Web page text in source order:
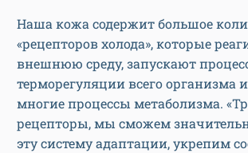
Наша кожа содержит большое
«рецепторов холода», которые
внешнюю среду, запускают
терморегуляции всего организма
многие процессы метаболизма.
рецепторы, мы сможем
эту систему адаптации, укрепим